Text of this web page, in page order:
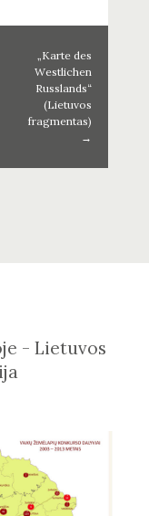
„Karte des
Westlichen
Russlands“
(Lietuvos
fragmentas)
→
- Lietuvos